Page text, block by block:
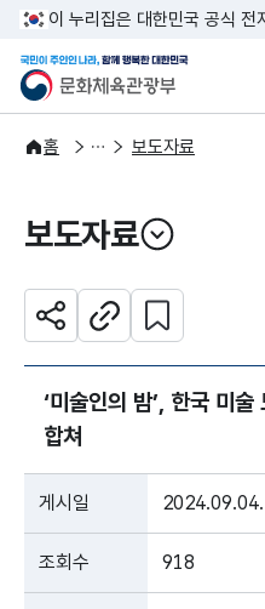
이 누리집은 대한민국 공식 전
문화체육관광부
국민이 주인인
홈
알림·소식
보도·뉴스 보도자료
보도자료
열기
공유하기주소복사
관심 콘텐츠 설
‘미술인의 밤’, 한국 미
합쳐
게시일 2024.09.04.
조회수 918